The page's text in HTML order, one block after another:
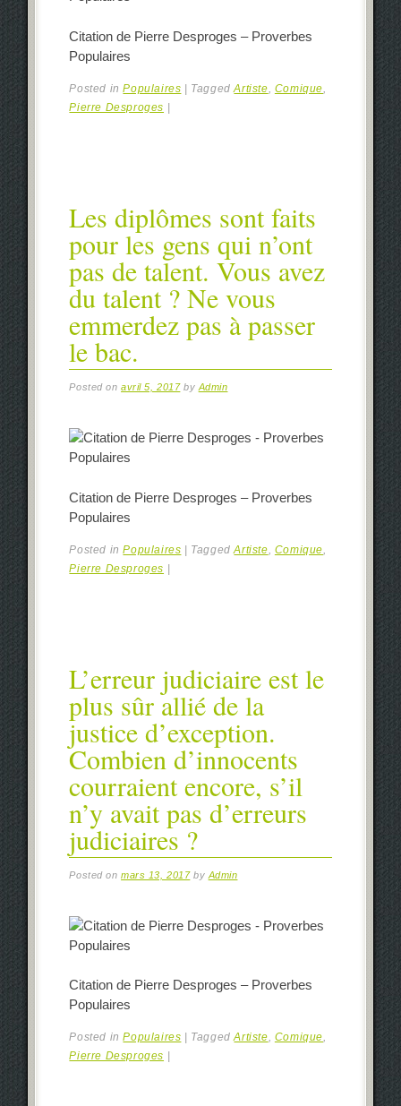
Citation de Pierre Desproges – Proverbes
Populaires
Posted inPopulaires TaggedArtiste, Comique,
Pierre Desproges
Les diplômes sont faits
pour les gens qui n’ont
pas de talent. Vous avez
du talent ? Ne vous
emmerdez pas à passer
le bac.
Posted onavril 5, 2017 by Admin
Citation de Pierre Desproges – Proverbes
Populaires
Posted inPopulaires | TaggedArtiste Comique
Pierre Desproges |
L’erreur judiciaire est le
plus sûr allié de la
justice d’exception.
Combien d’innocents
courraient encore, s’il
n’y avait pas d’erreurs
judiciaires ?
Posted onmars 13, 2017 by Admin
Citation de Pierre Desproges – Proverbes
Populaires
Posted inPopulaires TaggedArtiste, Comique,
Pierre Desproges